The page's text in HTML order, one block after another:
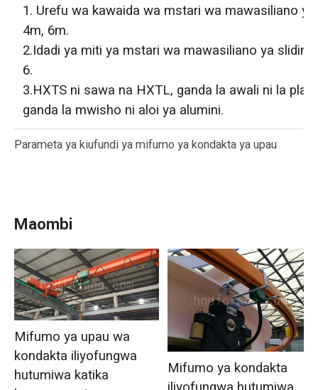
1. Urefu wa kawaida wa mstari wa mawasiliano
4m, 6m.
2.Idadi ya miti ya mstari wa mawasiliano ya
6.
3.HXTS ni sawa na HXTL, ganda la awali ni la
ganda la mwisho ni aloi ya alumini.
Parameta ya kiufundi ya mifumo ya kondakta ya upau
Maombi
Mifumo ya upau wa
kondakta iliyofungwa
hutumiwa katika
Mifumo ya kondakta